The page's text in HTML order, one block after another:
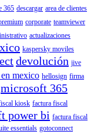
365 descargar area de clientes
corporate teamviewer
actualizaciones
kaspersky moviles
devolución jive
mexico hellosign firma
microsoft 365
kiosk factura fiscal
power bi factura fiscal
essentials gotoconnect